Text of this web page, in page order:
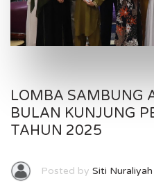
LOMBA SAMBUNG
BULAN KUNJUNG
TAHUN 2025
Posted by Siti Nuraliyah